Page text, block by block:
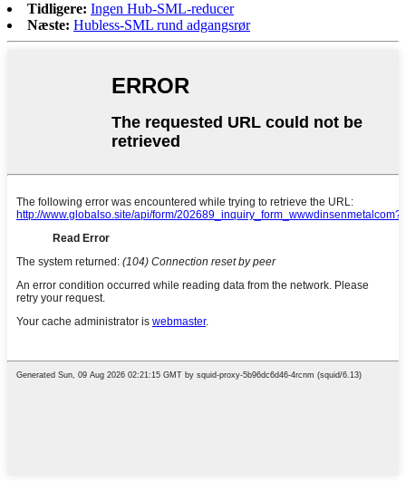
Tidligere: Ingen Hub-SML-reducer
Næste: Hubless-SML rund adgangsrør